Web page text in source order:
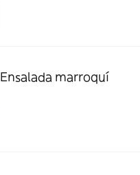
Ensalada marroquí